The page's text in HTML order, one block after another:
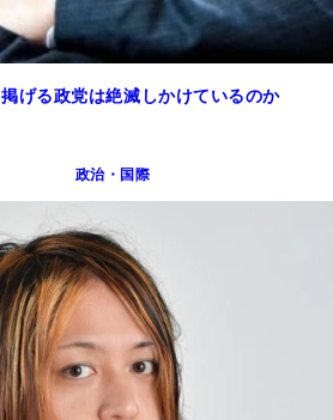
げる政党は絶滅しかけているのか
政治・国際